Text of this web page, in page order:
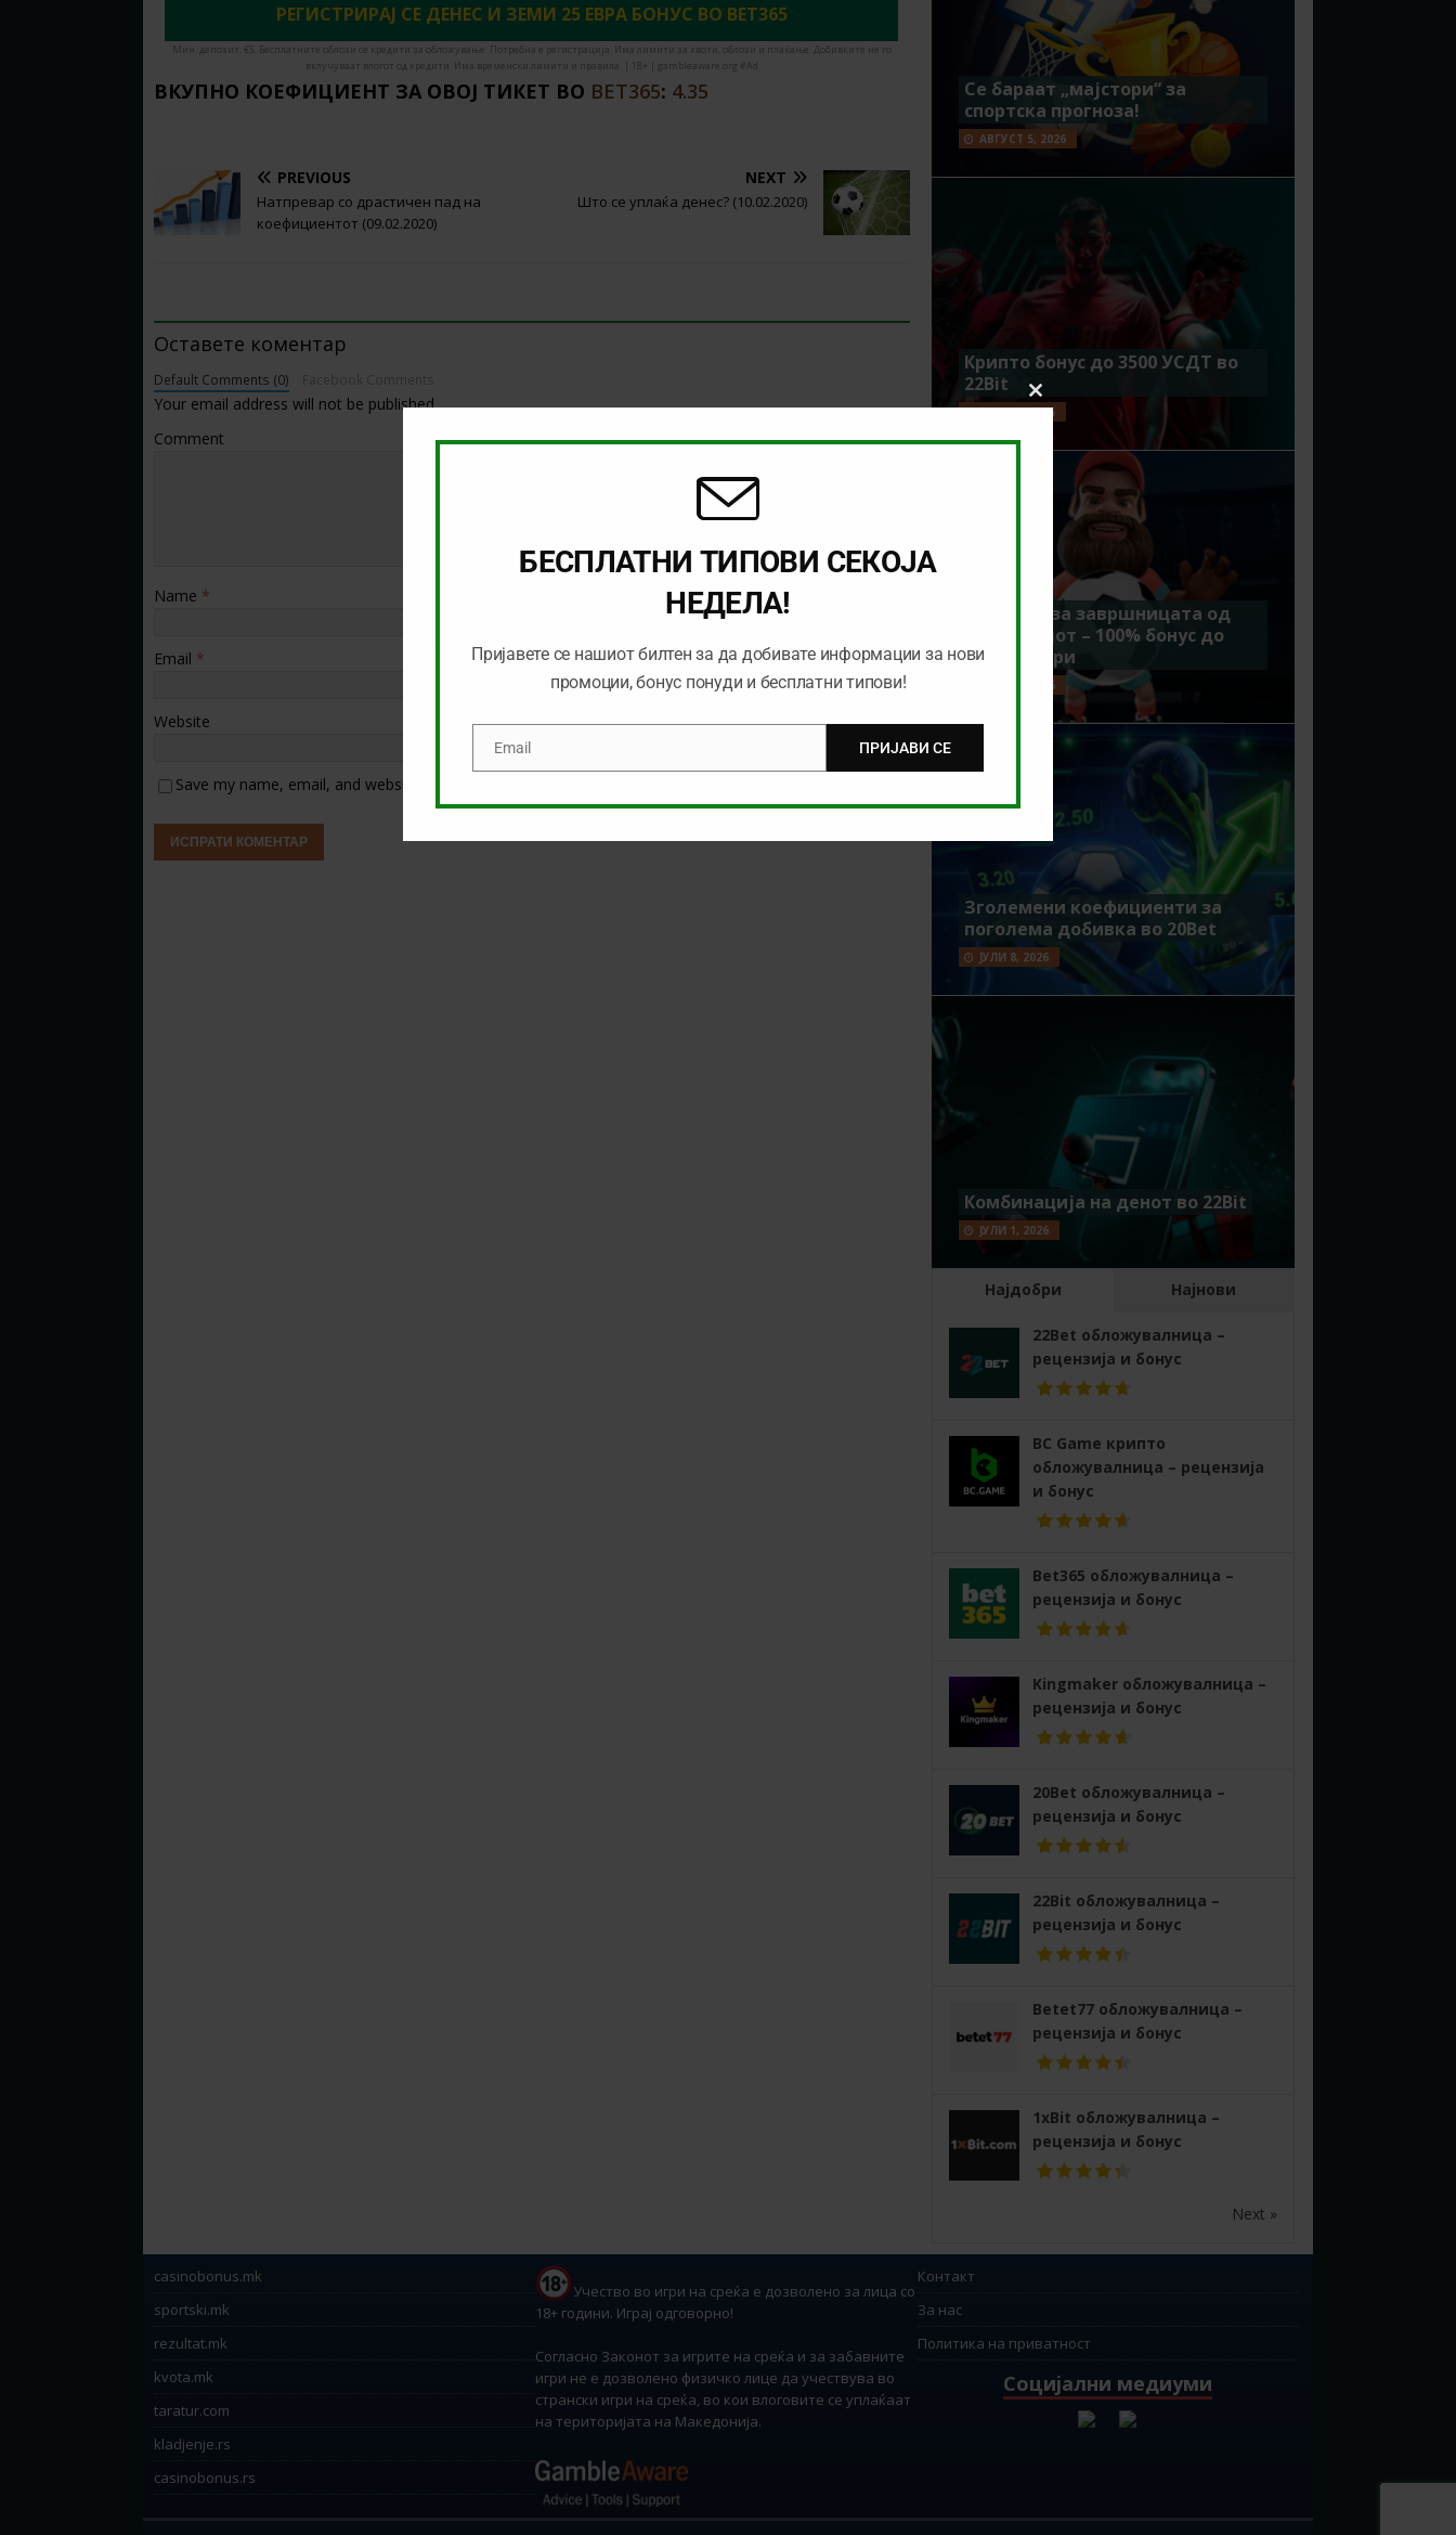
РЕГИСТРИРАЈ СЕ ДЕНЕС И ЗЕМИ 25 ЕВРА БОНУС ВО BET365
Мин. депозит: €5. Бесплатните облози се кредити за обложување. Потребна е регистрација. Има лимити за квоти, облози и плаќање. Добивките не го
вклучуваат влогот од кредити. Има временски лимити и правила. | 18+ | gambleaware.org #Ad
ВКУПНО КОЕФИЦИЕНТ ЗА ОВОЈ ТИКЕТ ВО BET365: 4.35
PREVIOUS
Натпревар со драстичен пад на
коефициентот (09.02.2020)
NEXT
Што се уплаќа денес? (10.02.2020)
Оставете коментар
Default Comments (0)
Your email address will not be published.
Comment
Name *
Email *
Website
Save my name, email, and website in this browser for the next time I comment.
Се бараат „мајстори“ за
спортска прогноза!
АВГУСТ 5, 2026
Крипто бонус до 3500 УСДТ во
22Bit
ЈУЛИ 29, 2026
Идеално за завршницата од
Мундијалот – 100% бонус до
7500 денари
ЈУЛИ 15, 2026
Зголемени коефициенти за
поголема добивка во 20Bet
ЈУЛИ 8, 2026
Комбинација на денот во 22Bit
ЈУЛИ 1, 2026
Најдобри Најнови
22Bet обложувалница –
рецензија и бонус
BC Game крипто
обложувалница – рецензија
и бонус
Bet365 обложувалница –
рецензија и бонус
Kingmaker обложувалница –
рецензија и бонус
20Bet обложувалница –
рецензија и бонус
22Bit обложувалница –
рецензија и бонус
Betet77 обложувалница –
рецензија и бонус
1xBit обложувалница –
рецензија и бонус
Next »
casinobonus.mk
sportski.mk
rezultat.mk
kvota.mk
taratur.com
kladjenje.rs
casinobonus.rs
Учество во игри на среќа е дозволено за лица со
18+ години. Играј одговорно!
Согласно Законот за игрите на среќа и за забавните
игри не е дозволено физичко лице да учествува во
странски игри на среќа, во кои влоговите се уплаќаат
на територијата на Македонија.
Контакт
За нас
Политика на приватност
Социјални медиуми
Close
this
БЕСПЛАТНИ ТИПОВИ СЕКОЈА
НЕДЕЛА!
Пријавете се нашиот билтен за да добивате информации за нови
промоции, бонус понуди и бесплатни типови!
EmailEmail ПРИЈАВИ СЕ